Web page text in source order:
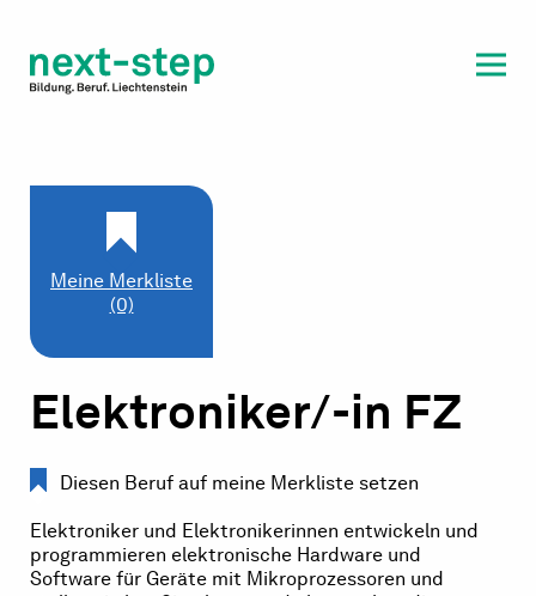
Beratung & Unterstützung
Meine Merkliste
(0)
Elektroniker/-in FZ
Diesen Beruf auf meine Merkliste setzen
Elektroniker und Elektronikerinnen entwickeln und
programmieren elektronische Hardware und
Software für Geräte mit Mikroprozessoren und